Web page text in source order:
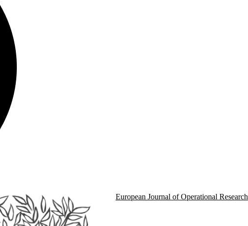
European Journal of Operational Research